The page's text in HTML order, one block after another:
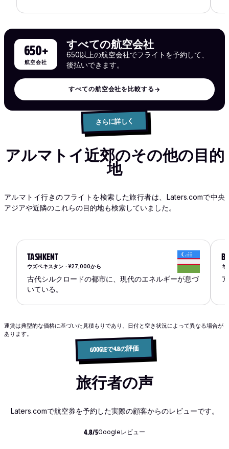
650+
航空会社
すべての航空会社
650以上の航空会社でフライトを予約して、
後払いできます。
すべての航空会社を比較する →
さらに詳しく
アルマトイ近郊のその他の目的
地
アルマトイ行きのフライトを検索した旅行者は、Laters.comで中央
アジアや近隣のこれらの目的地も検索していました。
TASHKENT
ウズベキスタン · ¥27,000から
古代シルクロードの都市に、現代のエネルギーが息づ
いている。
キ
運賃は典型的な価格に基づいた見積もりであり、日付と空き状況によって異なる場合が
あります。
GOOGLEで4.8の評価
旅行者の声
Laters.comで航空券を予約した実際の顧客からのレビューです。
4.8/5Googleレビュー